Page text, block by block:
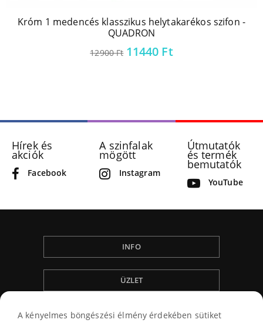
Króm 1 medencés klasszikus helytakarékos szifon -
QUADRON
12900Ft Original
11440 FtCurrent
Hírek és
akciók
Facebook
A szinfalak
mögött
Instagram
Útmutatók
és termék
bemutatók
YouTube
INFO
ÜZLET
ÁLTALÁNOS SZERZÖDÉSI FELTÉTELEK
A kényelmes böngészési élmény érdekében sütiket